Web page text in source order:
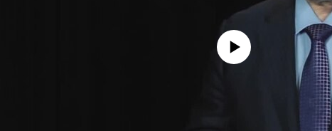
No media source currently available